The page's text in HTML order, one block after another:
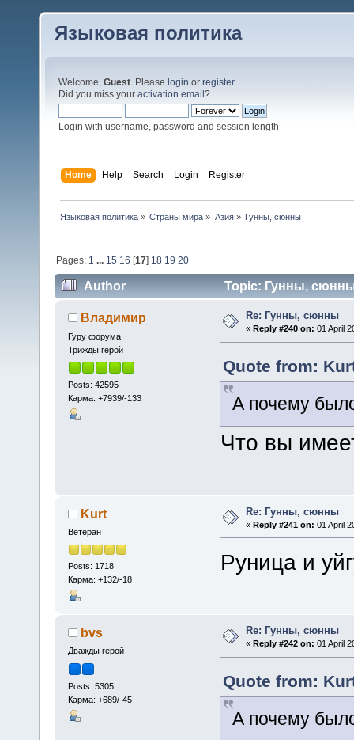
Языковая политика
Welcome, Guest. Please login or register.
Did you miss your activation email ?
Login with username, password and session length
Home Help Search Login Register
Языковая политика» Страны мира » Азия» Гунны, сюнны
Pages: 1 ... 15 16 [17] 18 19 20
Author Topic: Гунны,
Владимир
Гуру форума
Трижды герой
Posts: 42595
Карма: +7939/-133
Re: Гунны, сюнны
«Reply #240 on: 01 April
Quote from:
А почему
Что вы
Kurt
Ветеран
Posts: 1718
Карма: +132/-18
Re: Гунны, сюнны
«Reply #241 on: 01 April
Руница и
bvs
Дважды герой
Posts: 5305
Карма: +689/-45
Re: Гунны, сюнны
«Reply #242 on: 01 April
Quote from:
А почему